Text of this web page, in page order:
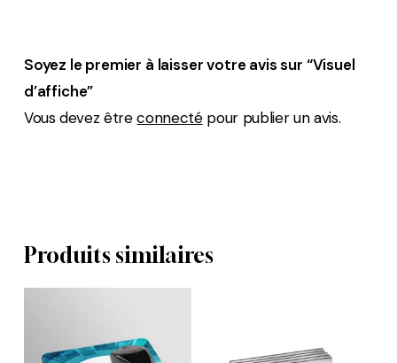
Soyez le premier à laisser votre avis sur “Visuel
d’affiche”
Vous devez êtreconnectépour publier un avis.
Produits similaires